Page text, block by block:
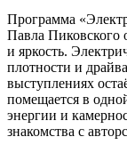
Программа
Павла
и яркость.
плотности и
выступлениях
помещается в
энергии и
знакомства с